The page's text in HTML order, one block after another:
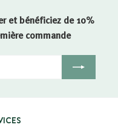
et bénéficiez de 10%
commande